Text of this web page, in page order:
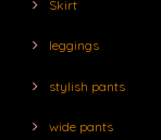
Skirt
leggings
stylish pants
wide pants